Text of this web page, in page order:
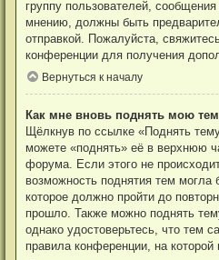
группу пользователей,
мнению, должны быть
отправкой. Пожалуйста,
конференции для получения
Вернуться к началу
Как мне вновь поднять мою
Щёлкнув по ссылке «Поднять
можете «поднять» её в верхнюю
форума. Если этого не
возможность поднятия тем
которое должно пройти до
прошло. Также можно поднять
однако удостоверьтесь, что тем
правила конференции, на которой